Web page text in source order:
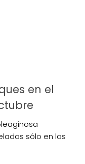
en el
sólo en las